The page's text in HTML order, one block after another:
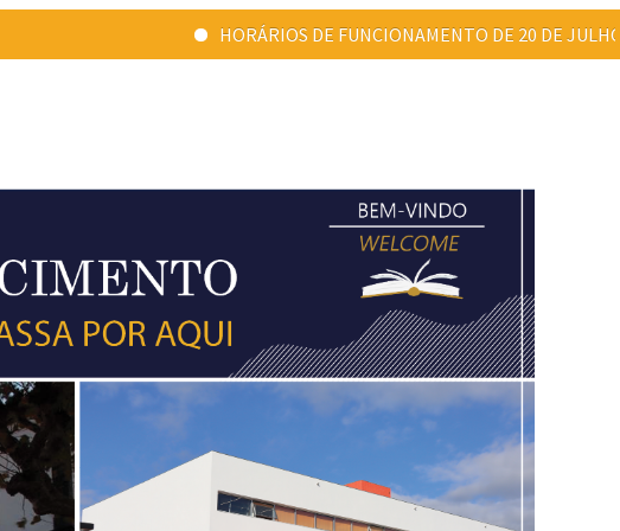
HORÁRIOS DE FUNCIONAMENTO DE 20 DE JULHO A 31 DE